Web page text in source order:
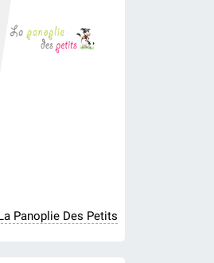
Panoplie Des Petits